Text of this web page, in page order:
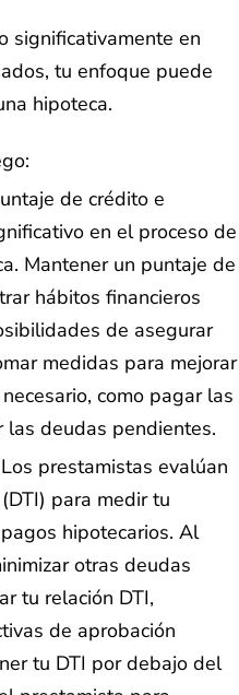
significativamente en
tu enfoque puede
hipoteca.
de crédito e
en el proceso de
Mantener un puntaje de
hábitos financieros
de asegurar
medidas para mejorar
como pagar las
las deudas pendientes.
Los prestamistas evalúan
para medir tu
hipotecarios. Al
otras deudas
tu relación DTI,
de aprobación
tu DTI por debajo del